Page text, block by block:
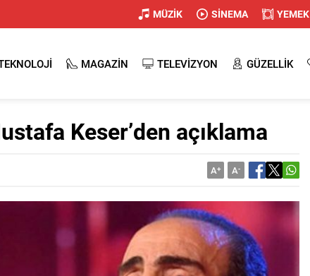
MÜZİK SİNEMA YEMEK
MAGAZİN TELEVİZYON GÜZELLİK
Keser’den açıklama
A+ A-